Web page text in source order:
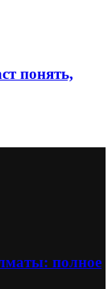
понять,
полное